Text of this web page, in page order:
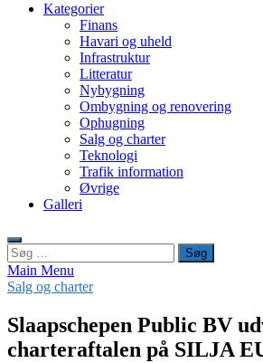
Kategorier
Finans
Havari og uheld
Infrastruktur
Litteratur
Nybygning
Ombygning og renovering
Ophugning
Salg og charter
Teknologi
Trafik information
Øvrige
Galleri
Søg
efter:
Main Menu
Salg og charter
Slaapschepen Public BV
charteraftalen på SILJA